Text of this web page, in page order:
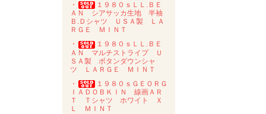
・
１９８０ｓＬＬ.ＢＥ
ＡＮ シアサッカ生地 半袖
Ｂ.Ｄシャツ ＵＳＡ製 ＬＡ
ＲＧＥ ＭＩＮＴ
・
１９８０ｓＬＬ.ＢＥ
ＡＮ マルチストライプ Ｕ
ＳＡ製 ボタンダウンシャ
ツ ＬＡＲＧＥ ＭＩＮＴ
・
１９８０ｓＧＥＯＲＧ
ＩＡＤＯＢＫＩＮ 線画ＡＲ
Ｔ Ｔシャツ ホワイト Ｘ
Ｌ ＭＩＮＴ